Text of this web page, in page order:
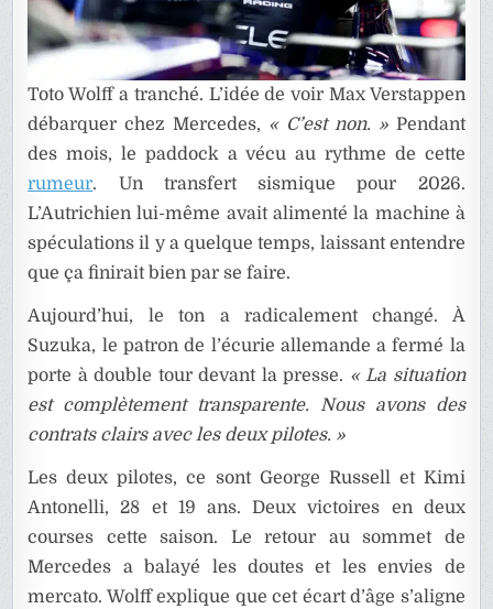
Toto Wolff a tranché. L’idée de voir Max Verstappen
débarquer chez Mercedes, « C’est non. »Pendant
des mois, le paddock a vécu au rythme de cette
rumeur. Un transfert sismique pour 2026.
L’Autrichien lui-même avait alimenté la machine à
spéculations il y a quelque temps, laissant entendre
que ça finirait bien par se faire.
Aujourd’hui, le ton a radicalement changé. À
Suzuka, le patron de l’écurie allemande a fermé la
porte à double tour devant la presse. « La situation
est complètement transparente. Nous avons des
contrats clairs avec les deux pilotes. »
Les deux pilotes, ce sont George Russell et Kimi
Antonelli, 28 et 19 ans. Deux victoires en deux
courses cette saison. Le retour au sommet de
Mercedes a balayé les doutes et les envies de
mercato. Wolff explique que cet écart d’âge s’aligne